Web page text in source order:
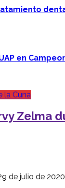
en
la Cuna
Zelma
de julio de 2020